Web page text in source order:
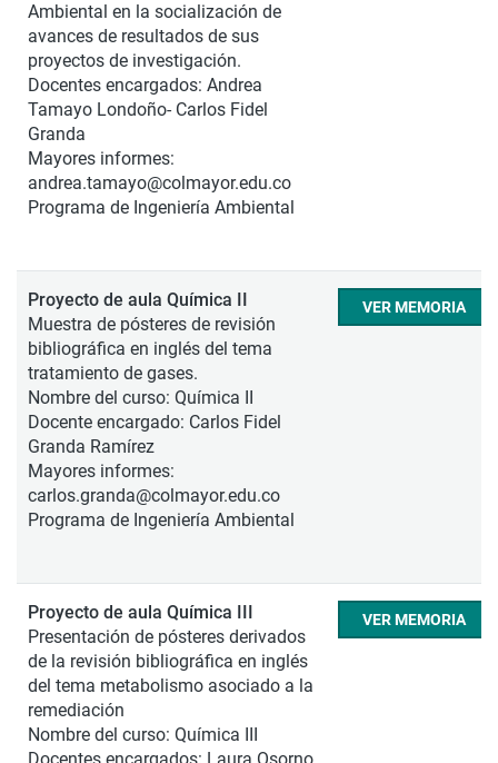
Ambiental en la socialización de
avances de resultados de sus
proyectos de investigación.
Docentes encargados: Andrea
Tamayo Londoño- Carlos Fidel
Granda
Mayores informes:
andrea.tamayo@colmayor.edu.co
Programa de Ingeniería Ambiental
Proyecto de aula Química II
Muestra de pósteres de revisión
bibliográfica en inglés del tema
tratamiento de gases.
Nombre del curso: Química II
Docente encargado: Carlos Fidel
Granda Ramírez
Mayores informes:
carlos.granda@colmayor.edu.co
Programa de Ingeniería Ambiental
VER MEMORIA
Proyecto de aula Química III
Presentación de pósteres derivados
de la revisión bibliográfica en inglés
del tema metabolismo asociado a la
remediación
Nombre del curso: Química III
VER MEMORIA